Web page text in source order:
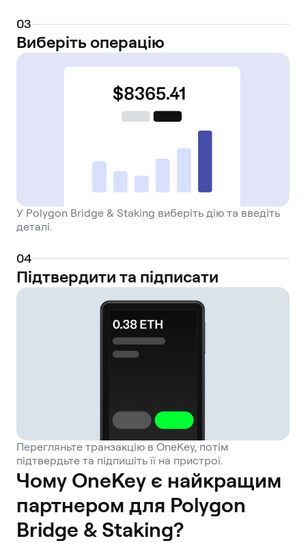
03
Виберіть операцію
У Polygon Bridge & Staking виберіть дію та введіть
деталі.
04
Підтвердити та підписати
Перегляньте транзакцію в OneKey, потім
підтвердьте та підпишіть її на пристрої.
Чому OneKey є найкращим
партнером для Polygon
Bridge & Staking?